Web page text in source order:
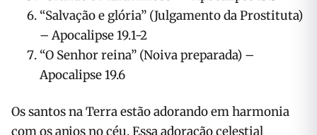
“Salvação e glória” (Julgamento da Prostituta)
– Apocalipse 19.1-2
“O Senhor reina” (Noiva preparada) –
Apocalipse 19.6
Os santos na Terra estão adorando em harmonia
com os anjos no céu. Essa adoração celestial